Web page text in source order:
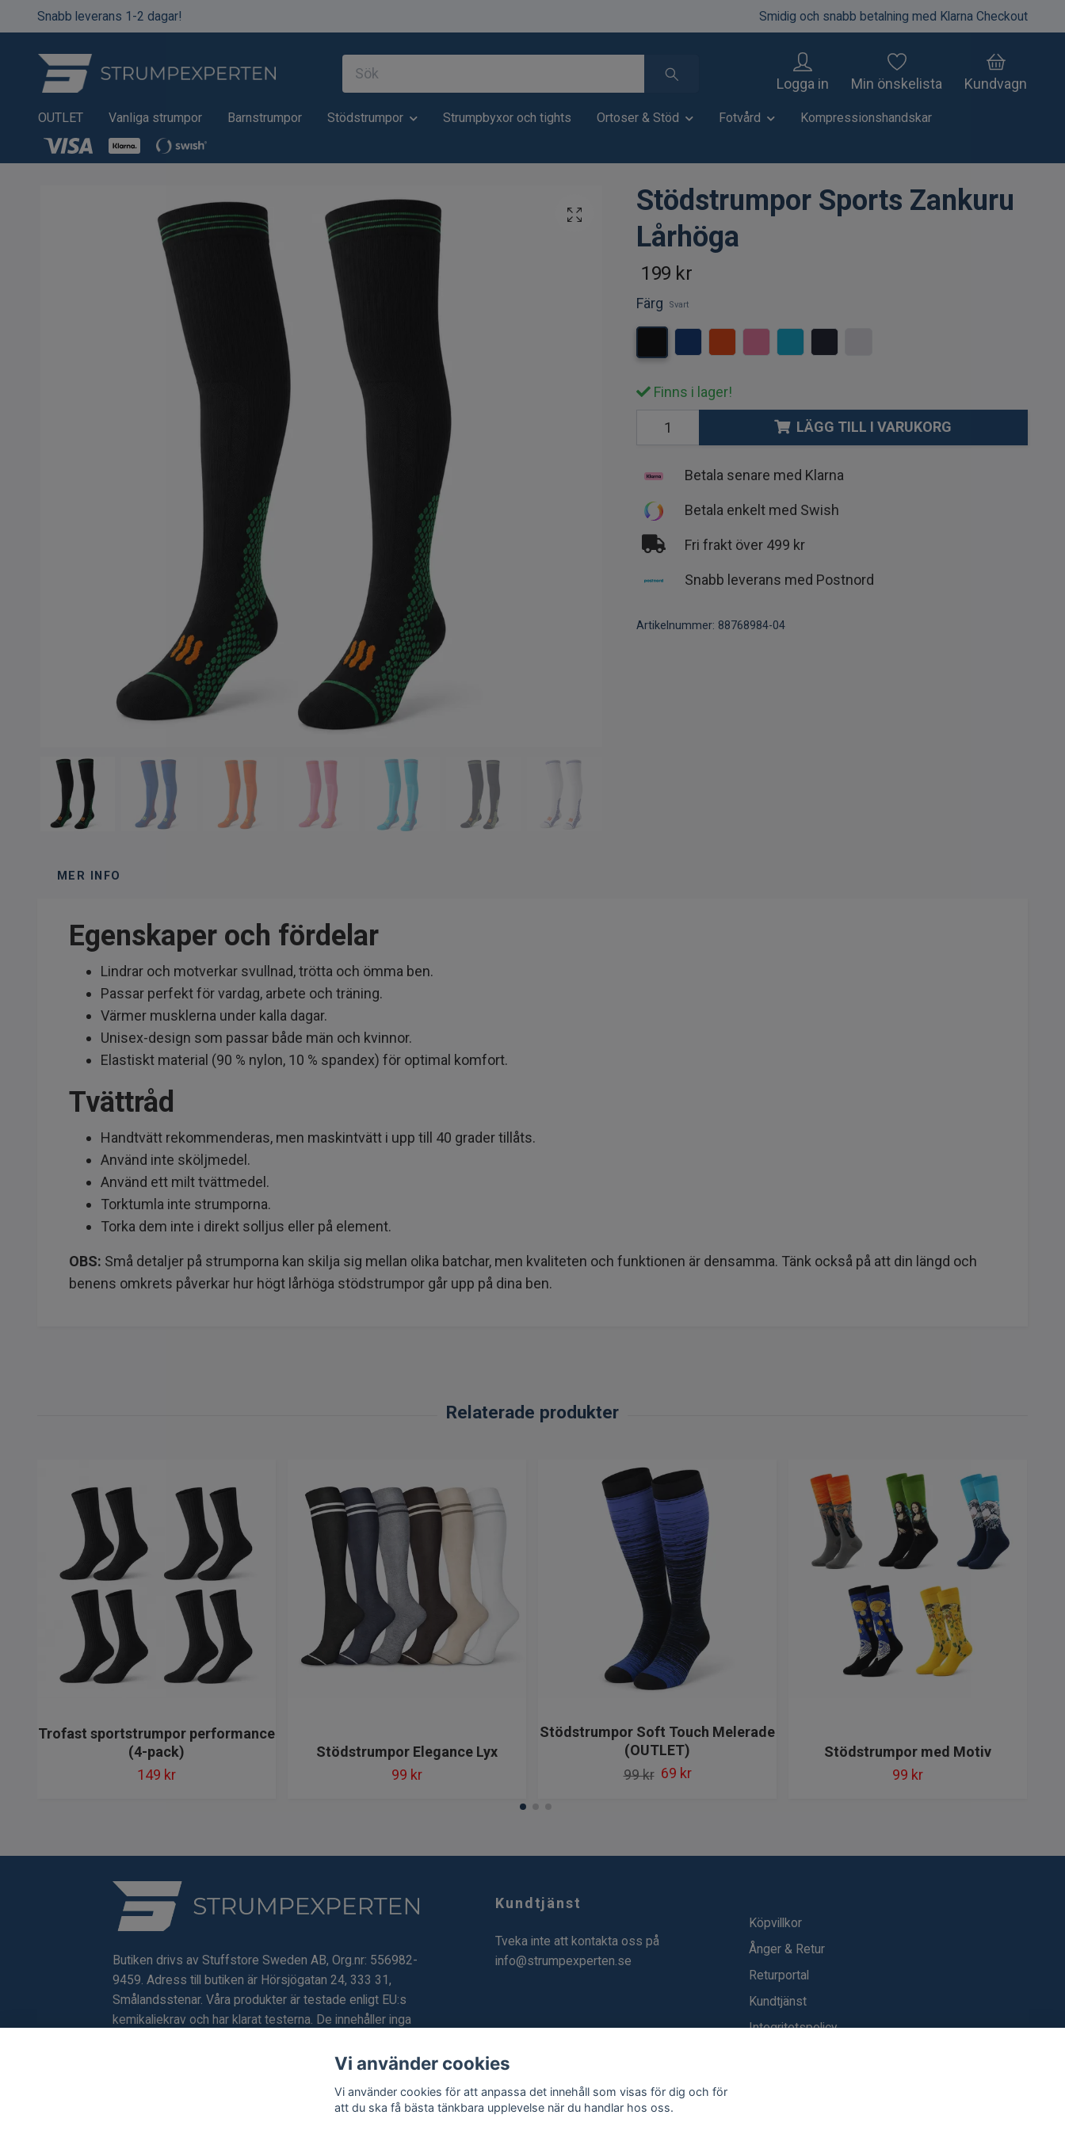
Snabb leverans 1-2 dagar! Smidig och snabb betalning med Klarna Checkout
Logga in Min önskelista Kundvagn
OUTLET Vanliga strumpor Barnstrumpor Stödstrumpor Strumpbyxor och tights Ortoser & Stöd Fotvård Kompressionshandskar
Stödstrumpor Sports Zankuru
Lårhöga
199 kr
Färg Svart
Finns i lager!
LÄGG TILL I VARUKORG
Betala senare med Klarna
Betala enkelt med Swish
Fri frakt över 499 kr
Snabb leverans med Postnord
Artikelnummer: 88768984-04
MER INFO
Egenskaper och fördelar
Lindrar och motverkar svullnad, trötta och ömma ben.
Passar perfekt för vardag, arbete och träning.
Värmer musklerna under kalla dagar.
Unisex-design som passar både män och kvinnor.
Elastiskt material (90 % nylon, 10 % spandex) för optimal komfort.
Tvättråd
Handtvätt rekommenderas, men maskintvätt i upp till 40 grader tillåts.
Använd inte sköljmedel.
Använd ett milt tvättmedel.
Torktumla inte strumporna.
Torka dem inte i direkt solljus eller på element.
OBS: Små detaljer på strumporna kan skilja sig mellan olika batchar, men kvaliteten och funktionen är densamma. Tänk också på att din längd och
benens omkrets påverkar hur högt lårhöga stödstrumpor går upp på dina ben.
Trofast sportstrumpor performance
(4-pack)
149 kr
Stödstrumpor Elegance Lyx
99 kr
Stödstrumpor Soft Touch Melerade
(OUTLET)
99 kr 69 kr
Stödstrumpor med Motiv
99 kr
Butiken drivs av Stuffstore Sweden AB, Org.nr: 556982-
9459. Adress till butiken är Hörsjögatan 24, 333 31,
Smålandsstenar. Våra produkter är testade enligt EU:s
kemikaliekrav och har klarat testerna. De innehåller inga
Kundtjänst
Tveka inte att kontakta oss på
info@strumpexperten.se
Köpvillkor
Ånger & Retur
Returportal
Kundtjänst
Integritetspolicy
Vi använder cookies
Vi använder cookies för att anpassa det innehåll som visas för dig och för
att du ska få bästa tänkbara upplevelse när du handlar hos oss.